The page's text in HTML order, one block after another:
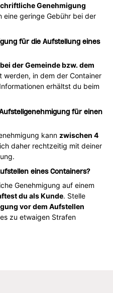
Genehmigung
eine geringe Gebühr bei der
für die Aufstellung eines
bei der Gemeinde bzw. dem
werden, in dem der Container
erhältst du beim
für einen
kann zwischen 4
daher rechtzeitig mit deiner
eines Containers?
Genehmigung auf einem
du als Kunde. Stelle
vor dem Aufstellen
zu etwaigen Strafen